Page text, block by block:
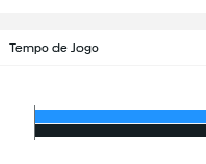
Tempo de Jogo